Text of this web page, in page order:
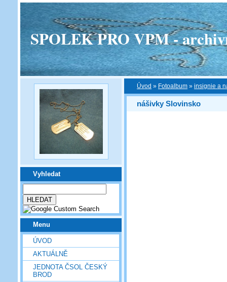
SPOLEK PRO VPM -
Vyhledat
Menu
ÚVOD
AKTUÁLNĚ
JEDNOTA ČSOL ČESKÝ
BROD
Úvod » Fotoalbum » insignie a
nášivky Slovinsko